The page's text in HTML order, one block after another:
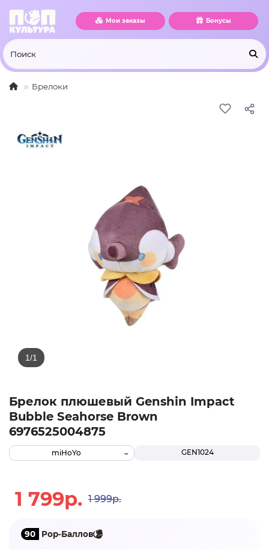
Мои заказы Бонусы
Брелоки
Брелок плюшевый Genshin Impact
Bubble Seahorse Brown
6976525004875
GEN1024
miHoYo
1 799р. 1 999р.
90 Pop-Баллов